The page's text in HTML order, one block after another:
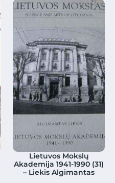
Lietuvos Mokslų
Akademija 1941-1990 (31)
– Liekis Algimantas